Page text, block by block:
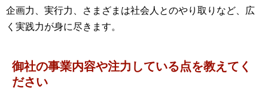
企画力、実行力、さまざまは社会人とのやり取りなど、広
く実践力が身に尽きます。
御社の事業内容や注力している点を教えてく
ださい